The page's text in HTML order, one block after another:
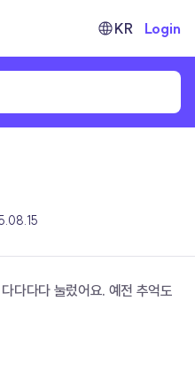
KR Login
다다다 눌렀어요. 예전 추억도